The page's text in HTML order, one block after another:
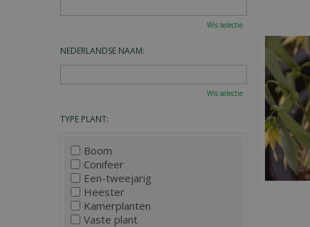
Wis selectie
NEDERLANDSE NAAM:
Wis selectie
TYPE PLANT:
Boom
Conifeer
Een-tweejarig
Heester
Kamerplanten
Vaste plant